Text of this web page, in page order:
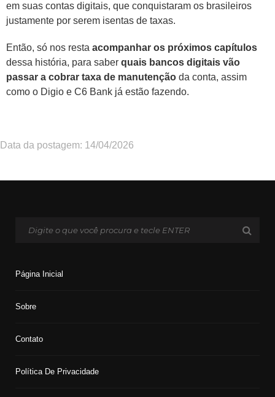
em suas contas digitais, que conquistaram os brasileiros
justamente por serem isentas de taxas.
Então, só nos resta acompanhar os próximos capítulos
dessa história, para saber quais bancos digitais vão
passar a cobrar taxa de manutenção da conta, assim
como o Digio e C6 Bank já estão fazendo.
Data da postagem: 14/04/2026
Página Inicial
Sobre
Contato
Política De Privacidade